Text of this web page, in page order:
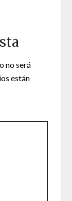
no será
están